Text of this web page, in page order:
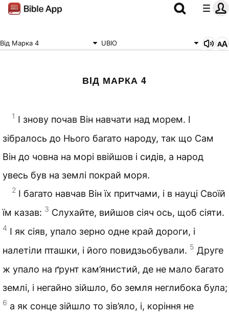
Вiд Марка 4 UBIO
ВIД МАРКА 4
1 І знову почав Він навчати над морем. І
зібралось до Нього багато народу, так що Сам
Він до човна на морі ввійшов і сидів, а народ
увесь був на землі покрай моря.
2 І багато навчав Він їх притчами, і в науці Своїй
їм казав: 3 Слухайте, вийшов сіяч ось, щоб сіяти.
4 І як сіяв, упало зерно одне край дороги, і
налетіли пташки, і його повидзьобували. 5 Друге
ж упало на ґрунт кам’янистий, де не мало багато
землі, і негайно зійшло, бо земля неглибока була;
6 а як сонце зійшло то зів’яло, і, коріння не